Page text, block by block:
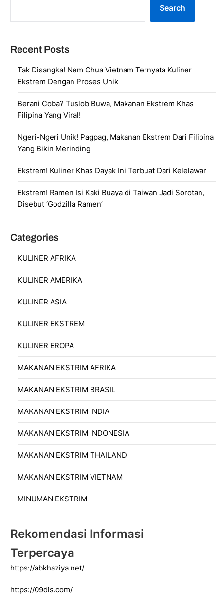
Search
Recent Posts
Tak Disangka! Nem Chua Vietnam Ternyata Kuliner
Ekstrem Dengan Proses Unik
Berani Coba? Tuslob Buwa, Makanan Ekstrem Khas
Filipina Yang Viral!
Ngeri-Ngeri Unik! Pagpag, Makanan Ekstrem Dari Filipina
Yang Bikin Merinding
Ekstrem! Kuliner Khas Dayak Ini Terbuat Dari Kelelawar
Ekstrem! Ramen Isi Kaki Buaya di Taiwan Jadi Sorotan,
Disebut ‘Godzilla Ramen’
Categories
KULINER AFRIKA
KULINER AMERIKA
KULINER ASIA
KULINER EKSTREM
KULINER EROPA
MAKANAN EKSTRIM AFRIKA
MAKANAN EKSTRIM BRASIL
MAKANAN EKSTRIM INDIA
MAKANAN EKSTRIM INDONESIA
MAKANAN EKSTRIM THAILAND
MAKANAN EKSTRIM VIETNAM
MINUMAN EKSTRIM
Rekomendasi Informasi
Terpercaya
https://abkhaziya.net/
https://09dis.com/